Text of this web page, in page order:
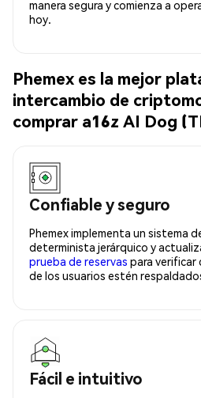
manera segura y comienza a
hoy.
Phemex es la mejor
intercambio de
comprar a16z AI Dog
Confiable y seguro
Phemex implementa un sistema
determinista jerárquico y
prueba de reservas para
de los usuarios estén
Fácil e intuitivo